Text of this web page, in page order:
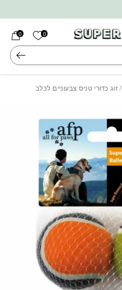
0 הרשימה
0
/ זוג כדורי טניס צבעוניים לכלב